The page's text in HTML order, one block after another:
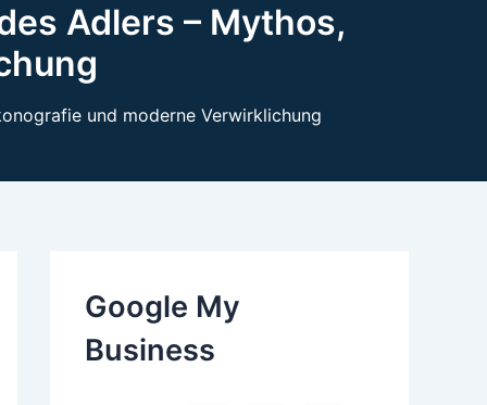
Adlers – Mythos,
und moderne Verwirklichung
Google My
Business